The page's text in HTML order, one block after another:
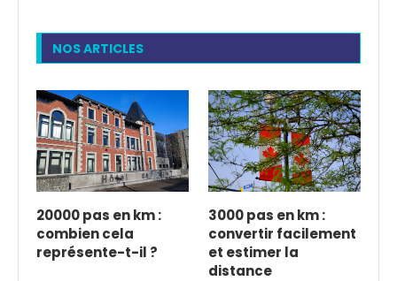
NOS ARTICLES
20000 pas en km :
combien cela
représente-t-il ?
3000 pas en km :
convertir facilement
et estimer la
distance